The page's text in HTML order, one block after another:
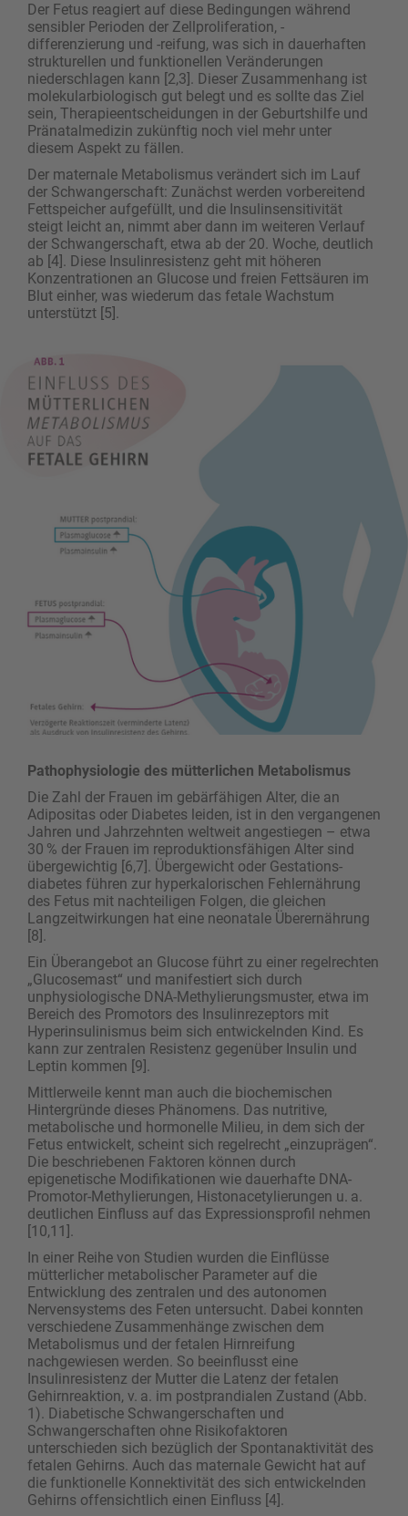
Der Fetus reagiert auf diese Bedingungen während
sensibler Perioden der Zellproliferation, -
differenzierung und -reifung, was sich in dauerhaften
strukturellen und funktionellen Veränderungen
niederschlagen kann [2,3]. Dieser Zusammenhang ist
molekularbiologisch gut belegt und es sollte das Ziel
sein, Therapieentscheidungen in der Geburtshilfe und
Pränatalmedizin zukünftig noch viel mehr unter
diesem Aspekt zu fällen.
Der maternale Metabolismus verändert sich im Lauf
der Schwangerschaft: Zunächst werden vorbereitend
Fettspeicher aufgefüllt, und die Insulinsensitivität
steigt leicht an, nimmt aber dann im weiteren Verlauf
der Schwangerschaft, etwa ab der 20. Woche, deutlich
ab [4]. Diese Insulinresistenz geht mit höheren
Konzentrationen an Glucose und freien Fettsäuren im
Blut einher, was wiederum das fetale Wachstum
unterstützt [5].
Pathophysiologie des mütterlichen Metabolismus
Die Zahl der Frauen im gebärfähigen Alter, die an
Adipositas oder Diabetes leiden, ist in den vergangenen
Jahren und Jahrzehnten weltweit angestiegen – etwa
30 % der Frauen im reproduktionsfähigen Alter sind
übergewichtig [6,7]. Übergewicht oder Gestations­
diabetes führen zur hyperkalorischen Fehlernährung
des Fetus mit nachteiligen Folgen, die gleichen
Langzeitwirkungen hat eine neonatale Überernährung
[8].
Ein Überangebot an Glucose führt zu einer regelrechten
„Glucosemast“ und manifestiert sich durch
unphysiologische DNA-Methylierungsmuster, etwa im
Bereich des Promotors des Insulinrezeptors mit
Hyperinsulinismus beim sich entwickelnden Kind. Es
kann zur zentralen Resistenz gegenüber Insulin und
Leptin kommen [9].
Mittlerweile kennt man auch die biochemischen
Hintergründe dieses Phänomens. Das nutritive,
metabolische und hormonelle Milieu, in dem sich der
Fetus entwickelt, scheint sich regelrecht „einzuprägen“.
Die beschriebenen Faktoren können durch
epigenetische Modifikationen wie dauerhafte DNA-
Promotor-Methylierungen, Histonacetylierungen u. a.
deutlichen Einfluss auf das Expressionsprofil nehmen
[10,11].
In einer Reihe von Studien wurden die Einflüsse
mütterlicher metabolischer Parameter auf die
Entwicklung des zentralen und des autonomen
Nervensystems des Feten untersucht. Dabei konnten
verschiedene Zusammenhänge zwischen dem
Metabolismus und der fetalen Hirnreifung
nachgewiesen werden. So beeinflusst eine
Insulinresistenz der Mutter die Latenz der fetalen
Gehirnreaktion, ­v. a. im postprandialen Zustand (Abb.
1). Diabetische Schwangerschaften und
Schwangerschaften ohne Risikofaktoren
unterschieden sich bezüglich der Spontanaktivität des
fetalen Gehirns. Auch das maternale Gewicht hat auf
die funktionelle Konnektivität des sich entwickelnden
Gehirns offensichtlich einen Einfluss [4].